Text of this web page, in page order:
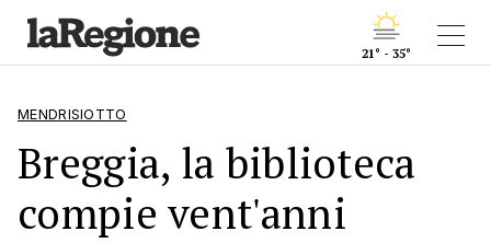
21° - 35°
MENDRISIOTTO
Breggia, la biblioteca
compie vent'anni